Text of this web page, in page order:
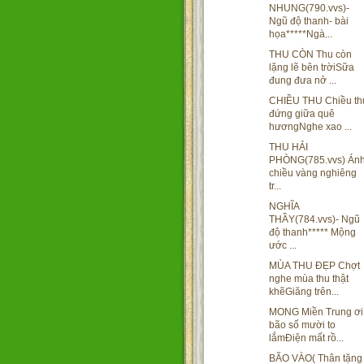
NHUNG(790.vvs)-
Ngũ độ thanh- bài
họa*****Ngà...
THU CÒN Thu còn
lặng lẽ bên trờiSữa
đung đưa nở ...
CHIỀU THU Chiều
đứng giữa quê
hươngNghe xao ...
THU HẢI
PHÒNG(785.vvs)
chiều vàng nghiêng
tr...
NGHĨA
THẦY(784.vvs)- Ngũ
độ thanh***** Mộng
ước ...
MÙA THU ĐẸP Chợt
nghe mùa thu thật
khẽGiăng trên...
MONG Miền Trung ơi
bão số mười to
lắmĐiện mất rồ...
BÃO VÀO( Thân tặng